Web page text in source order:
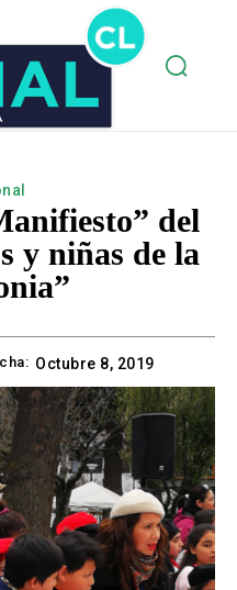
del
y niñas de la
Octubre 8, 2019